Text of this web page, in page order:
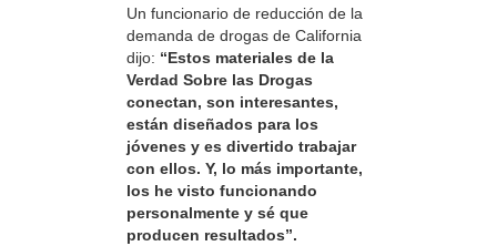
Un funcionario de reducción de la
demanda de drogas de California
dijo: “Estos materiales de la
Verdad Sobre las Drogas
conectan, son interesantes,
están diseñados para los
jóvenes y es divertido trabajar
con ellos. Y, lo más importante,
los he visto funcionando
personalmente y sé que
producen resultados”.